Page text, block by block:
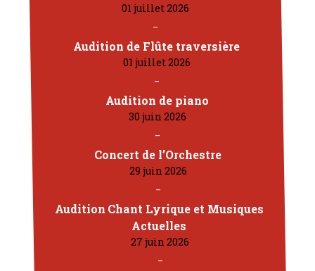
01 juillet 2026
Audition de Flûte traversière
01 juillet 2026
Audition de piano
30 juin 2026
Concert de l’Orchestre
29 juin 2026
Audition Chant Lyrique et Musiques
Actuelles
27 juin 2026